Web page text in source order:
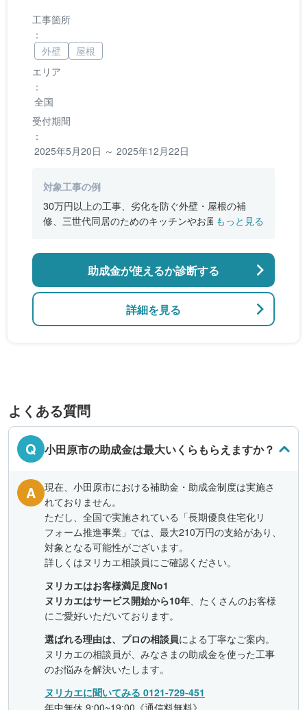
エリア
：
全国
受付期間
：
2025年5月20日 ～ 2025年12月22日
工事箇所
：
外壁
屋根
対象工事の例
30万円以上の工事、劣化を防ぐ外壁・屋根の補
修、三世代同居のためのキッチンやお風呂の増
もっと見る
詳細を見る
助成金が使えるか診断する
よくある質問
Q 小田原市の助成金は最大いくらもらえますか？
A
現在、小田原市における補助金・助成金制度は実施さ
れておりません。
ただし、全国で実施されている「長期優良住宅化リ
フォーム推進事業」では、最大210万円の支給があり、
対象となる可能性がございます。
詳しくはヌリカエ相談員にご確認ください。
ヌリカエはお客様満足度No1
ヌリカエはサービス開始から10年、たくさんのお客様
にご愛好いただいております。
選ばれる理由は、プロの相談員による丁寧なご案内。
ヌリカエの相談員が、みなさまの助成金を使った工事
のお悩みを解決いたします。
ヌリカエに聞いてみる 0121-729-451